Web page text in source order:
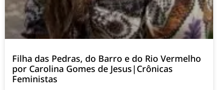
Filha das Pedras, do Barro e do Rio Vermelho
por Carolina Gomes de Jesus|Crônicas
Feministas